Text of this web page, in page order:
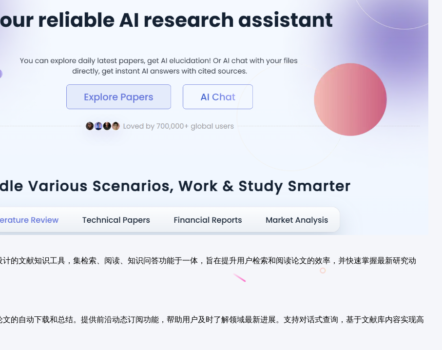
计的文献知识工具，集检索、阅读、知识问答功能于一体，旨在提升用户检索和阅读论文的效率，并快速掌握最新研究动
文的自动下载和总结。提供前沿动态订阅功能，帮助用户及时了解领域最新进展。支持对话式查询，基于文献库内容实现高